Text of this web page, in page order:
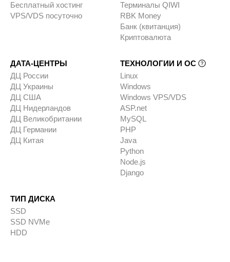
Бесплатный хостинг
VPS/VDS посуточно
Терминалы QIWI
RBK Money
Банк (квитанция)
Криптовалюта
ДАТА-ЦЕНТРЫ
ДЦ России
ДЦ Украины
ДЦ США
ДЦ Нидерландов
ДЦ Великобритании
ДЦ Германии
ДЦ Китая
ТЕХНОЛОГИИ И ОС
Linux
Windows
Windows VPS/VDS
ASP.net
MySQL
PHP
Java
Python
Node.js
Django
ТИП ДИСКА
SSD
SSD NVMe
HDD